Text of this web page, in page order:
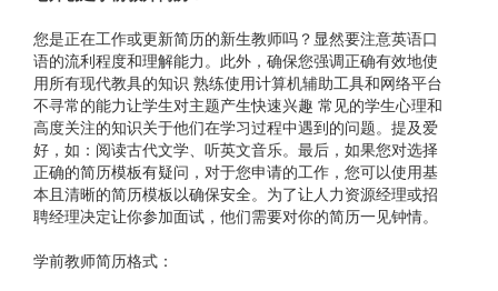
您是正在工作或更新简历的新生教师吗？显然要注意英语口
语的流利程度和理解能力。此外，确保您强调正确有效地使
用所有现代教具的知识 熟练使用计算机辅助工具和网络平台
不寻常的能力让学生对主题产生快速兴趣 常见的学生心理和
高度关注的知识关于他们在学习过程中遇到的问题。提及爱
好，如：阅读古代文学、听英文音乐。最后，如果您对选择
正确的简历模板有疑问，对于您申请的工作，您可以使用基
本且清晰的简历模板以确保安全。为了让人力资源经理或招
聘经理决定让你参加面试，他们需要对你的简历一见钟情。
学前教师简历格式：